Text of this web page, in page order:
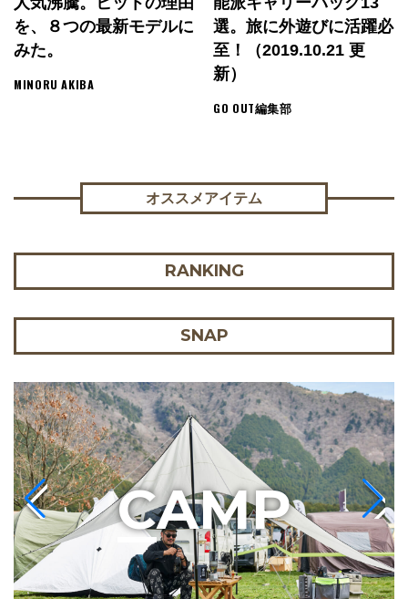
を、８つの最新モデルに
みた。
MINORU AKIBA
選。旅に外遊びに活躍必
至！（2019.10.21 更
新）
GO OUT編集部
オススメアイテム
RANKING
SNAP
CAMP